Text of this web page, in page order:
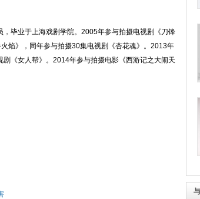
毕业于上海戏剧学院。2005年参与拍摄电视剧《刀锋
焰》，同年参与拍摄30集电视剧《杏花魂》。2013年
《女人帮》。2014年参与拍摄电影《西游记之大闹天